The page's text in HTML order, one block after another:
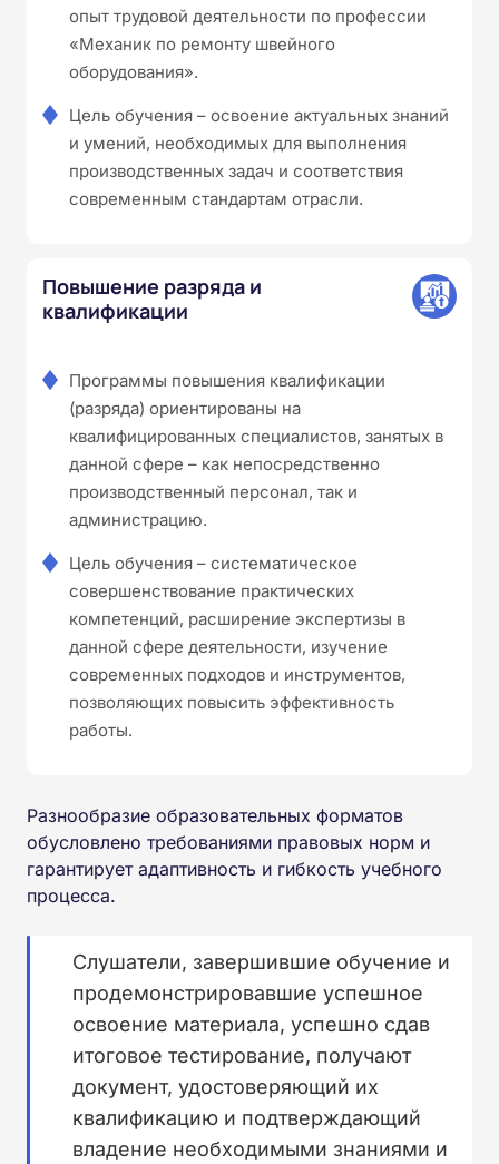
опыт трудовой деятельности по профессии
«Механик по ремонту швейного
оборудования».
Цель обучения – освоение актуальных знаний
и умений, необходимых для выполнения
производственных задач и соответствия
современным стандартам отрасли.
Повышение разряда и
квалификации
Программы повышения квалификации
(разряда) ориентированы на
квалифицированных специалистов, занятых в
данной сфере – как непосредственно
производственный персонал, так и
администрацию.
Цель обучения – систематическое
совершенствование практических
компетенций, расширение экспертизы в
данной сфере деятельности, изучение
современных подходов и инструментов,
позволяющих повысить эффективность
работы.
Разнообразие образовательных форматов
обусловлено требованиями правовых норм и
гарантирует адаптивность и гибкость учебного
процесса.
Слушатели, завершившие обучение и
продемонстрировавшие успешное
освоение материала, успешно сдав
итоговое тестирование, получают
документ, удостоверяющий их
квалификацию и подтверждающий
владение необходимыми знаниями и